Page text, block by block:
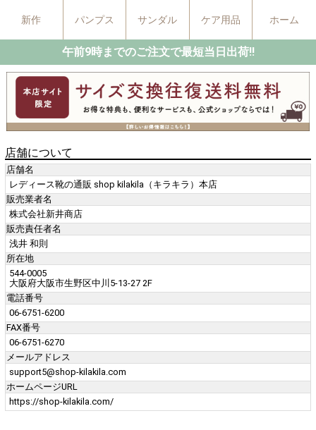
新作 パンプス サンダル ケア用品 ホーム
午前9時までのご注文で最短当日出荷!!
店舗について
店舗名
レディース靴の通販 shop kilakila（キラキラ）本店
販売業者名
株式会社新井商店
販売責任者名
浅井 和則
所在地
544-0005
大阪府大阪市生野区中川5-13-27 2F
電話番号
06-6751-6200
FAX番号
06-6751-6270
メールアドレス
support5@shop-kilakila.com
ホームページURL
https://shop-kilakila.com/